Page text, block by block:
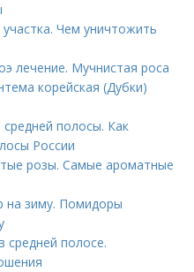
Чем уничтожить
лечение. Мучнистая роса
корейская (Дубки)
полосы. Как
России
розы. Самые ароматные
на зиму. Помидоры
средней полосе.